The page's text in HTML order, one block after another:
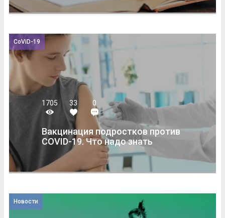
CoViD-19
1705 33 0
Вакцинация подростков против
COVID-19. Что надо знать
Новости